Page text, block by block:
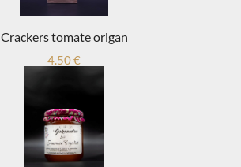
Crackers tomate origan
4.50 €